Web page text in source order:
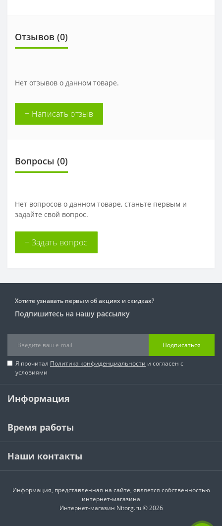
Отзывов (0)
Нет отзывов о данном товаре.
+ Написать отзыв
Вопросы (0)
Нет вопросов о данном товаре, станьте первым и
задайте свой вопрос.
+ Задать вопрос
Хотите узнавать первым об акциях и скидках?
Подпишитесь на нашу рассылку
Подписаться
Я прочитал Политика конфиденциальности и согласен с
условиями
Информация
Время работы
Наши контакты
Информация, представленная на сайте, является собственностью
интернет-магазина
Интернет-магазин Nitorg.ru © 2026